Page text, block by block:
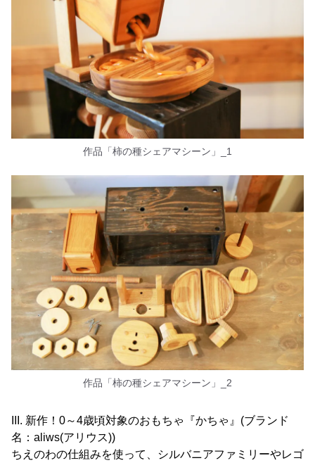
作品「柿の種シェアマシーン」_1
作品「柿の種シェアマシーン」_2
III. 新作！0～4歳頃対象のおもちゃ『かちゃ』(ブランド
名：aliws(アリウス))
ちえのわの仕組みを使って、シルバニアファミリーやレゴ